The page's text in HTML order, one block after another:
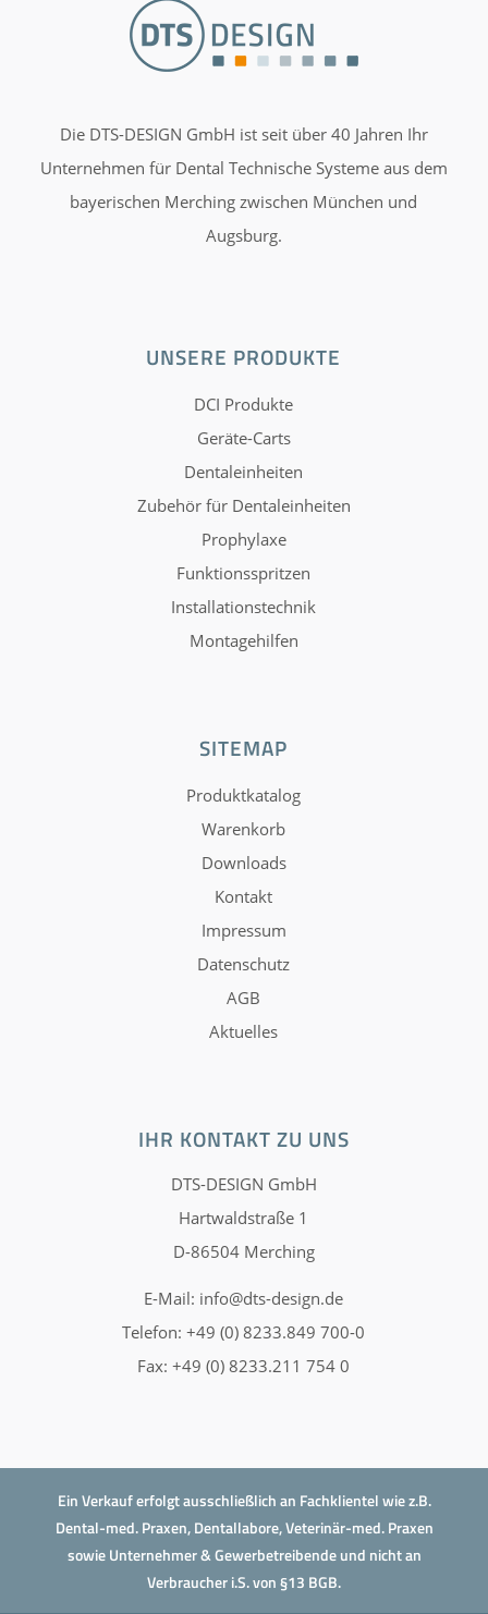
Die DTS-DESIGN GmbH ist seit über 40 Jahren Ihr
Unternehmen für Dental Technische Systeme aus dem
bayerischen Merching zwischen München und
Augsburg.
UNSERE PRODUKTE
DCI Produkte
Geräte-Carts
Dentaleinheiten
Zubehör für Dentaleinheiten
Prophylaxe
Funktionsspritzen
Installationstechnik
Montagehilfen
SITEMAP
Produktkatalog
Warenkorb
Downloads
Kontakt
Impressum
Datenschutz
AGB
Aktuelles
IHR KONTAKT ZU UNS
DTS-DESIGN GmbH
Hartwaldstraße 1
D-86504 Merching
E-Mail: info@dts-design.de
Telefon: +49 (0) 8233.849 700-0
Fax: +49 (0) 8233.211 754 0
Ein Verkauf erfolgt ausschließlich an Fachklientel wie z.B.
Dental-med. Praxen, Dentallabore, Veterinär-med. Praxen
sowie Unternehmer & Gewerbetreibende und nicht an
Verbraucher i.S. von §13 BGB.